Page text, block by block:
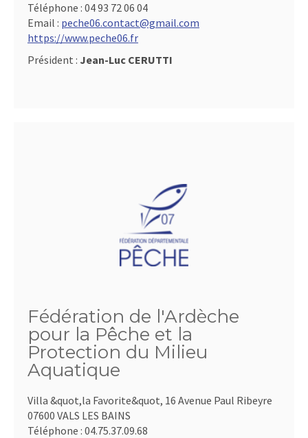
Téléphone : 04 93 72 06 04
Email : peche06.contact@gmail.com
https://www.peche06.fr
Président : Jean-Luc CERUTTI
Fédération de l'Ardèche
pour la Pêche et la
Protection du Milieu
Aquatique
Villa &quot,la Favorite&quot, 16 Avenue Paul Ribeyre
07600 VALS LES BAINS
Téléphone : 04.75.37.09.68